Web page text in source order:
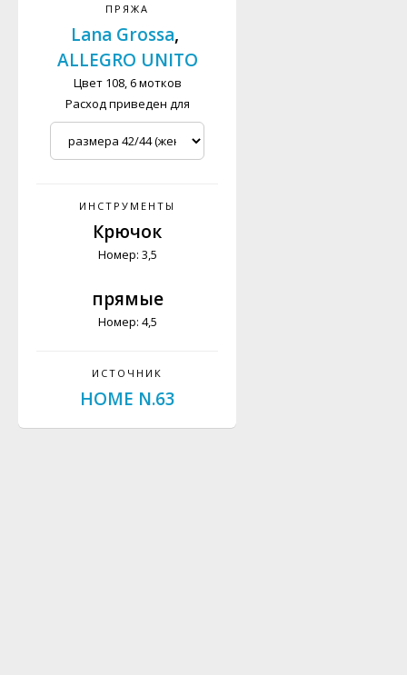
ПРЯЖА
Lana Grossa,
ALLEGRO UNITO
Цвет 108, 6 мотков
Расход приведен для
ИНСТРУМЕНТЫ
Крючок
Номер: 3,5
прямые
Номер: 4,5
ИСТОЧНИК
HOME N.63